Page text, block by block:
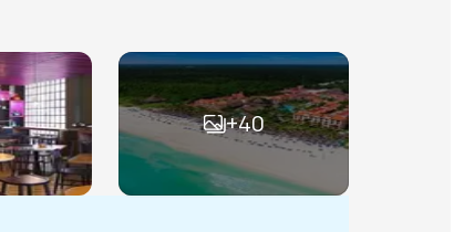
+40